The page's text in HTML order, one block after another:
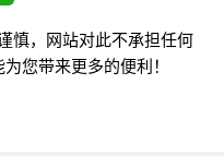
慎，网站对此不承担任何
您带来更多的便利！